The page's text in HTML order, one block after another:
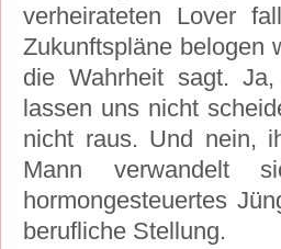
verheirateten Lover
Zukunftspläne belogen
die Wahrheit sagt.
lassen uns nicht
nicht raus. Und nein,
Mann verwandelt
hormongesteuertes
berufliche Stellung.